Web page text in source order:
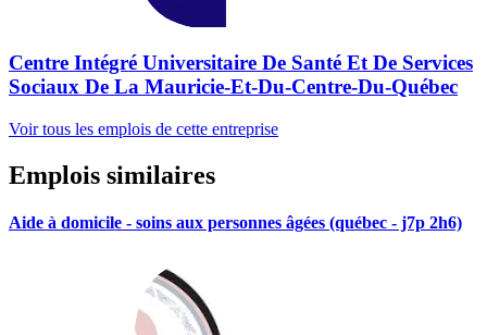
Centre Intégré Universitaire De Santé Et De Services
Sociaux De La Mauricie-Et-Du-Centre-Du-Québec
Voir tous les emplois de cette entreprise
Emplois similaires
Aide à domicile - soins aux personnes âgées (québec - j7p 2h6)